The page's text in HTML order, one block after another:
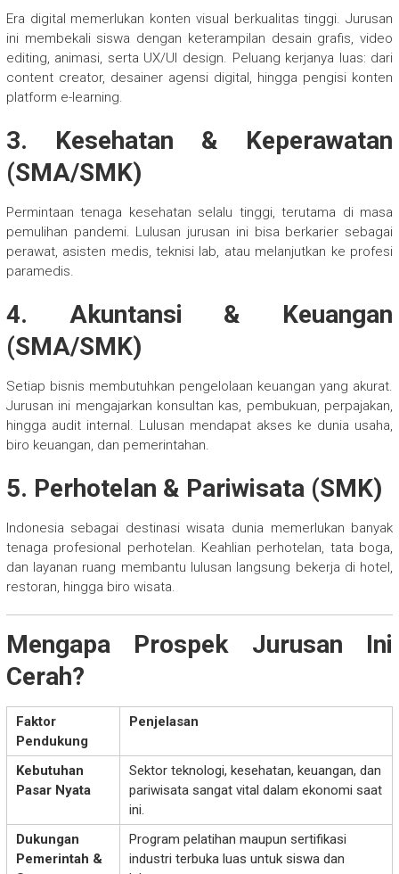
Era digital memerlukan konten visual berkualitas tinggi. Jurusan
ini membekali siswa dengan keterampilan desain grafis, video
editing, animasi, serta UX/UI design. Peluang kerjanya luas: dari
content creator, desainer agensi digital, hingga pengisi konten
platform e-learning.
3. Kesehatan & Keperawatan
(SMA/SMK)
Permintaan tenaga kesehatan selalu tinggi, terutama di masa
pemulihan pandemi. Lulusan jurusan ini bisa berkarier sebagai
perawat, asisten medis, teknisi lab, atau melanjutkan ke profesi
paramedis.
4. Akuntansi & Keuangan
(SMA/SMK)
Setiap bisnis membutuhkan pengelolaan keuangan yang akurat.
Jurusan ini mengajarkan konsultan kas, pembukuan, perpajakan,
hingga audit internal. Lulusan mendapat akses ke dunia usaha,
biro keuangan, dan pemerintahan.
5. Perhotelan & Pariwisata (SMK)
Indonesia sebagai destinasi wisata dunia memerlukan banyak
tenaga profesional perhotelan. Keahlian perhotelan, tata boga,
dan layanan ruang membantu lulusan langsung bekerja di hotel,
restoran, hingga biro wisata.
Mengapa Prospek Jurusan Ini
Cerah?
Faktor
Pendukung
Penjelasan
Kebutuhan
Pasar Nyata
Sektor teknologi, kesehatan, keuangan, dan
pariwisata sangat vital dalam ekonomi saat
ini.
Dukungan
Pemerintah &
Program pelatihan maupun sertifikasi
industri terbuka luas untuk siswa dan